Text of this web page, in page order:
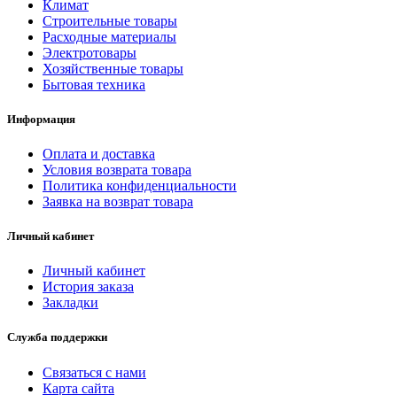
Климат
Строительные товары
Расходные материалы
Электротовары
Хозяйственные товары
Бытовая техника
Информация
Оплата и доставка
Условия возврата товара
Политика конфиденциальности
Заявка на возврат товара
Личный кабинет
Личный кабинет
История заказа
Закладки
Служба поддержки
Связаться с нами
Карта сайта